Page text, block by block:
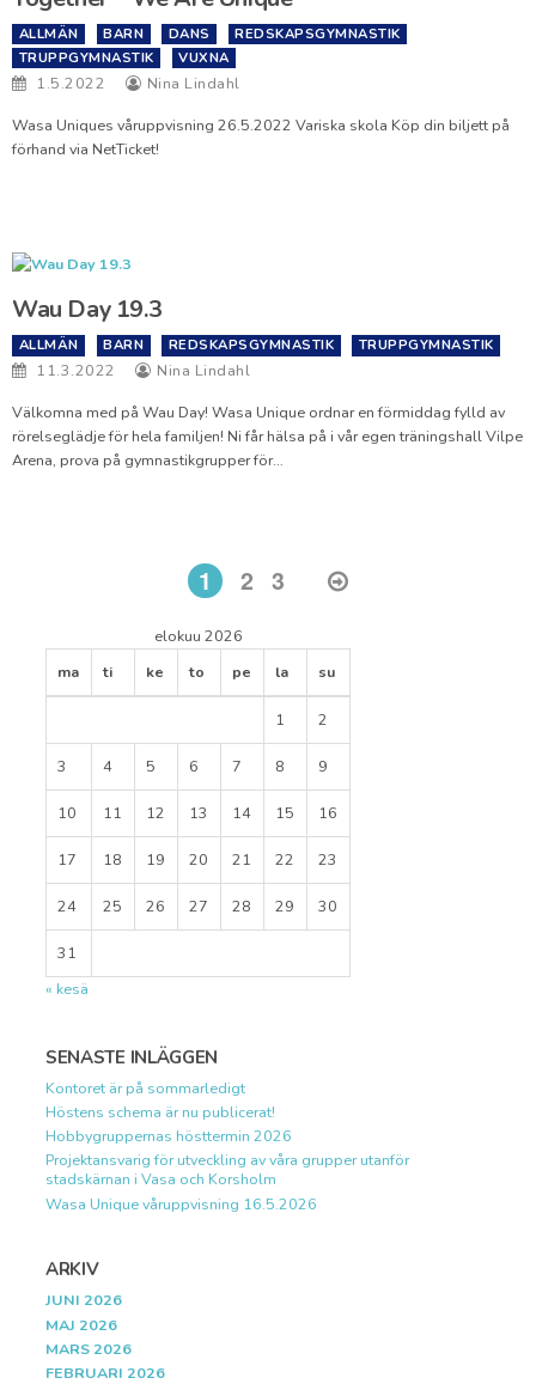
ALLMÄN BARN DANS
REDSKAPSGYMNASTIK
TRUPPGYMNASTIK
VUXNA
1.5.2022 Nina Lindahl
Wasa Uniques våruppvisning 26.5.2022 Variska skola Köp din biljett på
förhand via NetTicket!
Wau Day 19.3
ALLMÄN BARN REDSKAPSGYMNASTIK TRUPPGYMNASTIK
11.3.2022 Nina Lindahl
Välkomna med på Wau Day! Wasa Unique ordnar en förmiddag fylld av
rörelseglädje för hela familjen! Ni får hälsa på i vår egen träningshall Vilpe
Arena, prova på gymnastikgrupper för…
Sida:
1 Sida:
2 Sida:
3
elokuu 2026
ma
ti ke to pe la su
1 2
3 4 5 6 7 8 9
10 11 12 13 14 15 16
17 18 19 20 21 22 23
24 25 26 27 28 29 30
31
« kesä
SENASTE INLÄGGEN
Kontoret är på sommarledigt
Höstens schema är nu publicerat!
Hobbygruppernas hösttermin 2026
Projektansvarig för utveckling av våra grupper utanför
stadskärnan i Vasa och Korsholm
Wasa Unique våruppvisning 16.5.2026
ARKIV
JUNI 2026
MAJ 2026
MARS 2026
FEBRUARI 2026